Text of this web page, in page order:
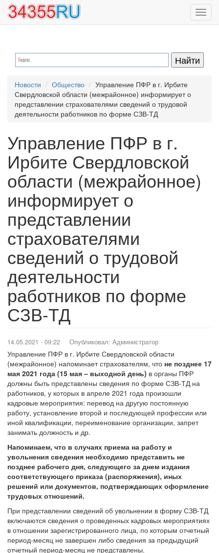
Перейти
основному
Новости Общество
Управление ПФР в г. Ирбите
Свердловской области (межрайонное) информирует о
представлении страхователями сведений о трудовой
деятельности работников по форме СЗВ-ТД
Управление ПФР в г.
Ирбите Свердловской
области (межрайонное)
информирует о
представлении
страхователями
сведений о трудовой
деятельности
работников по форме
СЗВ-ТД
14.05.2021 - 09:22 Опубликовал: Администратор
Управление ПФР в г. Ирбите Свердловской области
(межрайонное) напоминает страхователям, что не позднее 17
мая 2021 года (15 мая – выходной день) в органы ПФР
должны быть представлены сведения по форме СЗВ-ТД на
работников, у которых в апреле 2021 года произошли
кадровые мероприятия: перевод на другую постоянную
работу, установление второй и последующей профессии или
иной квалификации, переименование организации, запрет
занимать должность и др.
Напоминаем, что в случаях приема на работу и
увольнения сведения необходимо представить не
позднее рабочего дня, следующего за днем издания
соответствующего приказа (распоряжения), иных
решений или документов, подтверждающих оформление
трудовых отношений.
При представлении сведений об увольнении в форму СЗВ-ТД
включаются сведения о проведенных кадровых мероприятиях
в отношении зарегистрированного лица, по которым отчетный
период-месяц не завершен либо сведения за предыдущий
отчетный период-месяц не представлены.